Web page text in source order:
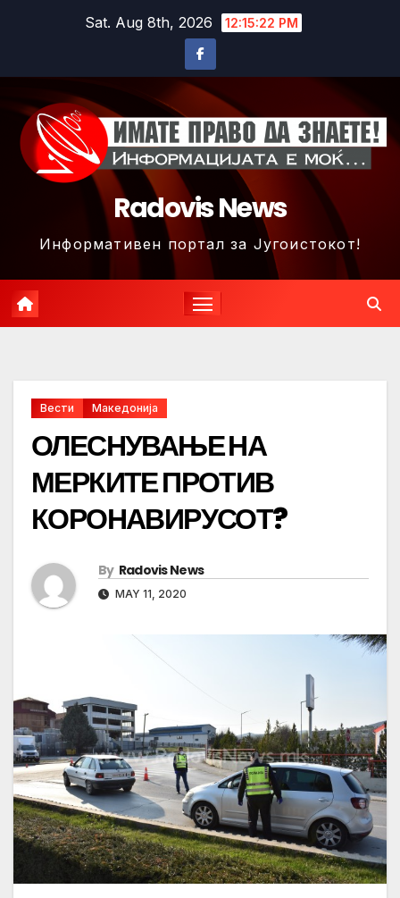
Sat. Aug 8th, 2026 12:15:25 PM
Radovis News
Информативен портал за Југоистокот!
Вести Македонија
ОЛЕСНУВАЊЕ НА
МЕРКИТЕ ПРОТИВ
КОРОНАВИРУСОТ?
By Radovis News
MAY 11, 2020